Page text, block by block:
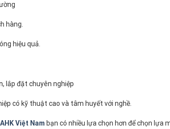
hàng.
hiệu quả.
lắp đặt chuyên nghiệp
có kỹ thuật cao và tâm huyết với nghề.
AHK Việt Nam bạn có nhiều lựa chọn hơn để chọn